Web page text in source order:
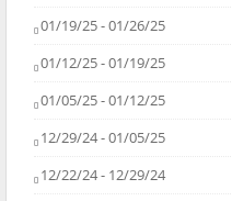
01/19/25 - 01/26/25
01/12/25 - 01/19/25
01/05/25 - 01/12/25
12/29/24 - 01/05/25
12/22/24 - 12/29/24